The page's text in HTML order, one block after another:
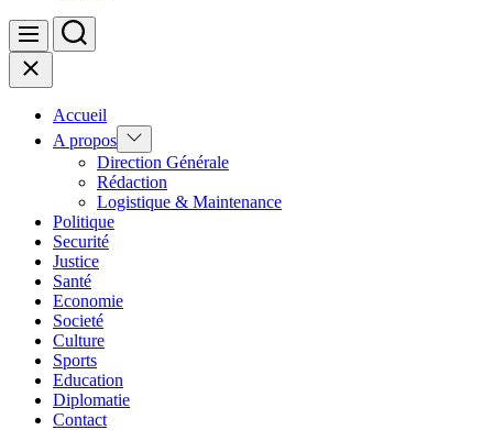
Menu Search
Close
Accueil
A propos Show
sub
menu
Direction Générale
Rédaction
Logistique & Maintenance
Politique
Securité
Justice
Santé
Economie
Societé
Culture
Sports
Education
Diplomatie
Contact